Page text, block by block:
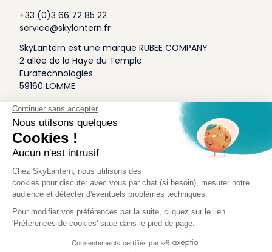
+33 (0)3 66 72 85 22
service@skylantern.fr
SkyLantern est une marque RUBEE COMPANY
2 allée de la Haye du Temple
Euratechnologies
59160 LOMME
A Propos
Qui sommes-nous
Conditions générales de Vente
Mentions légales
Politique Antispam
Idée Design
Skylantern Original in the UK